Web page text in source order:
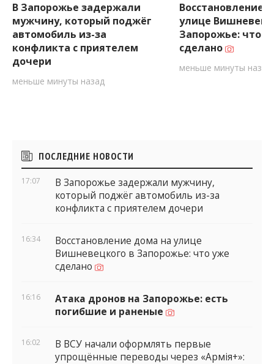
В Запорожье задержали
мужчину, который поджёг
автомобиль из-за
конфликта с приятелем
дочери
меньше минуты назад
Восстановление
улице
Запорожье: что
сделано
меньше минуты назад
Боковые
виджеты
ПОСЛЕДНИЕ НОВОСТИ
17:07
В Запорожье задержали мужчину,
который поджёг автомобиль из-за
конфликта с приятелем дочери
16:34
Восстановление дома на улице
Вишневецкого в Запорожье: что уже
сделано
16:16
Атака дронов на Запорожье: есть
погибшие и раненые
16:02
В ВСУ начали оформлять первые
упрощённые переводы через «Армія+»: